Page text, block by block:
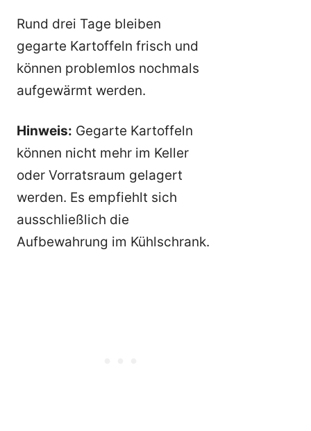
Rund drei Tage bleiben
gegarte Kartoffeln frisch und
können problemlos nochmals
aufgewärmt werden.
Hinweis: Gegarte Kartoffeln
können nicht mehr im Keller
oder Vorratsraum gelagert
werden. Es empfiehlt sich
ausschließlich die
Aufbewahrung im Kühlschrank.